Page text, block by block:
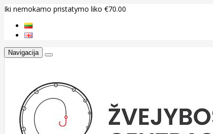
Iki nemokamo pristatymo liko €70.00
Navigacija